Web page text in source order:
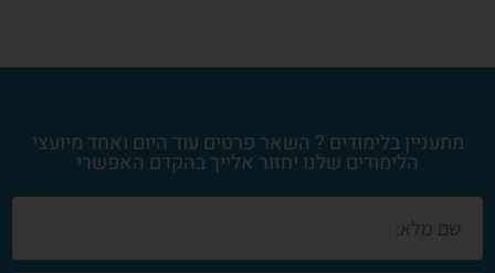
מתעניין בלימודים ? השאר פרטים עוד היום ואחד מיועצי
הלימודים שלנו יחזור אלייך בהקדם האפשרי